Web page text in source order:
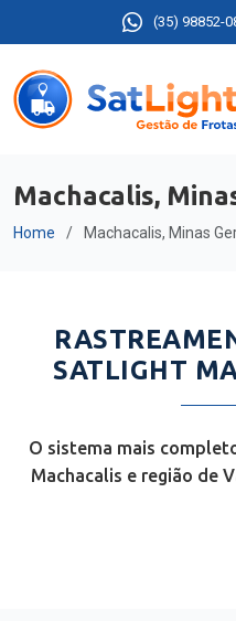
(35) 98852-
Machacalis,
Home Machacalis, Minas
SATLIGHT
O sistema mais
Machacalis e região de